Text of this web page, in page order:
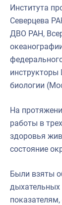
Института
Северцева
ДВО РАН,
инструкторы
биологии
На
работы в
здоровья
состояние
Были взяты
дыхательных